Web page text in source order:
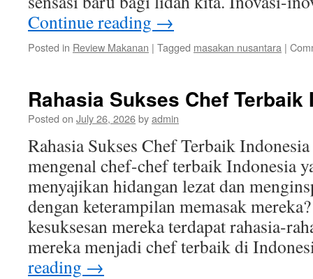
Continue reading →
Posted in Review Makanan | Tagged masakan nusantara |
Rahasia Sukses Chef Terbaik
Posted on July 26, 2026byadmin
Rahasia Sukses Chef Terbaik
mengenal chef-chef terbaik Indonesia
menyajikan hidangan lezat dan
dengan keterampilan memasak
kesuksesan mereka terdapat rahasia-
mereka menjadi chef terbaik di
reading →